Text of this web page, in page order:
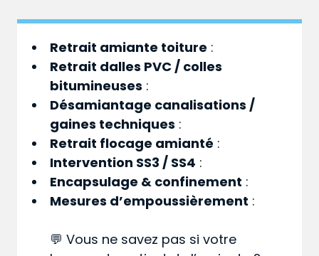
Retrait amiante toiture :
Retrait dalles PVC / colles
bitumineuses :
Désamiantage canalisations /
gaines techniques :
Retrait flocage amianté :
Intervention SS3 / SS4 :
Encapsulage & confinement :
Mesures d’empoussièrement :
💬 Vous ne savez pas si votre